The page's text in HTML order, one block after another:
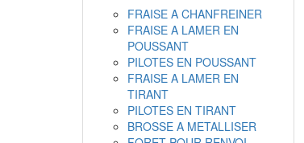
FRAISE A CHANFREINER
FRAISE A LAMER EN
POUSSANT
PILOTES EN POUSSANT
FRAISE A LAMER EN
TIRANT
PILOTES EN TIRANT
BROSSE A METALLISER